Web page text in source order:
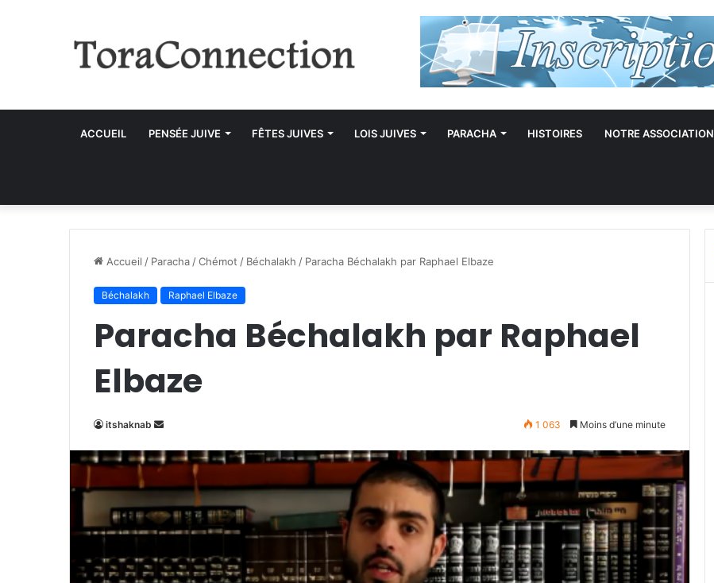
ACCUEIL PENSÉE JUIVE FÊTES JUIVES LOIS JUIVES PARACHA HISTOIRES NOTRE ASSOCIATION
Accueil / Paracha /Chémot / Béchalakh / Paracha Béchalakh par Raphael Elbaze
Béchalakh Raphael Elbaze
Paracha Béchalakh par Raphael
Elbaze
itshaknab
Envoyer
courriel
1 063 Moins d’une minute